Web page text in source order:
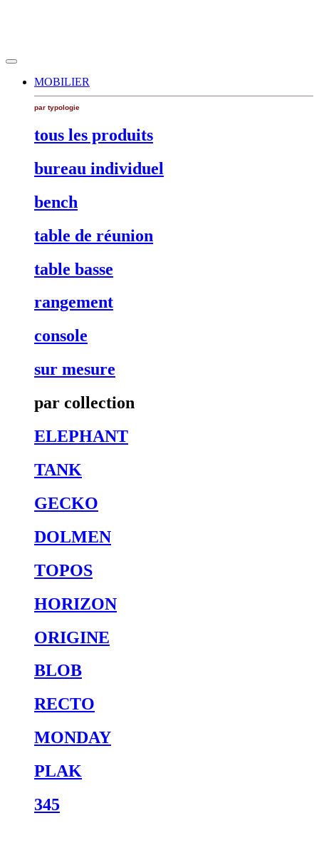
MOBILIER
par typologie
tous les produits
bureau individuel
bench
table de réunion
table basse
rangement
console
sur mesure
par collection
ELEPHANT
TANK
GECKO
DOLMEN
TOPOS
HORIZON
ORIGINE
BLOB
RECTO
MONDAY
PLAK
345